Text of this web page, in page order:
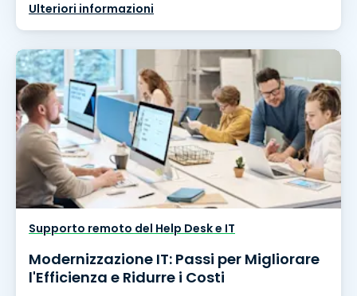
Ulteriori informazioni
Supporto remoto del Help Desk e IT
Modernizzazione IT: Passi per Migliorare
l'Efficienza e Ridurre i Costi